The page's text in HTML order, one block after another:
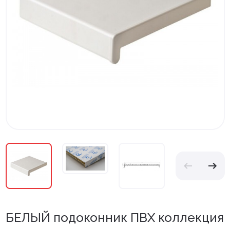
Внутренняя отделка
Подоконники с комплектующими
Напольные покрытия ПВХ
Напольные покрытия ХДФ
БЕЛЫЙ подоконник ПВХ коллекция